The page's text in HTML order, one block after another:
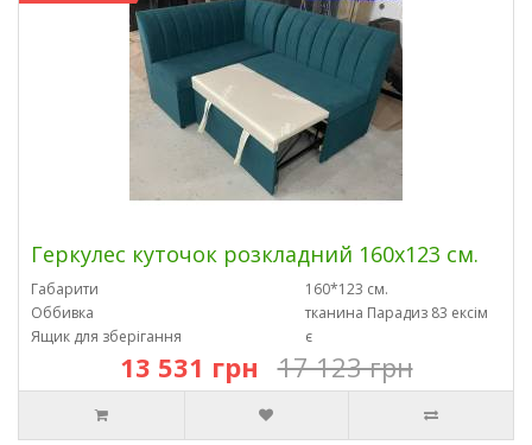
Геркулес куточок розкладний 160х123 см.
Габарити
160*123 см.
Оббивка
тканина Парадиз 83 ексім
Ящик для зберігання
є
13 531 грн 17 123 грн